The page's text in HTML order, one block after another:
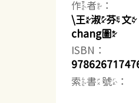
作者：
\王淑芬文 ;
chang圖
ISBN：
索書號：